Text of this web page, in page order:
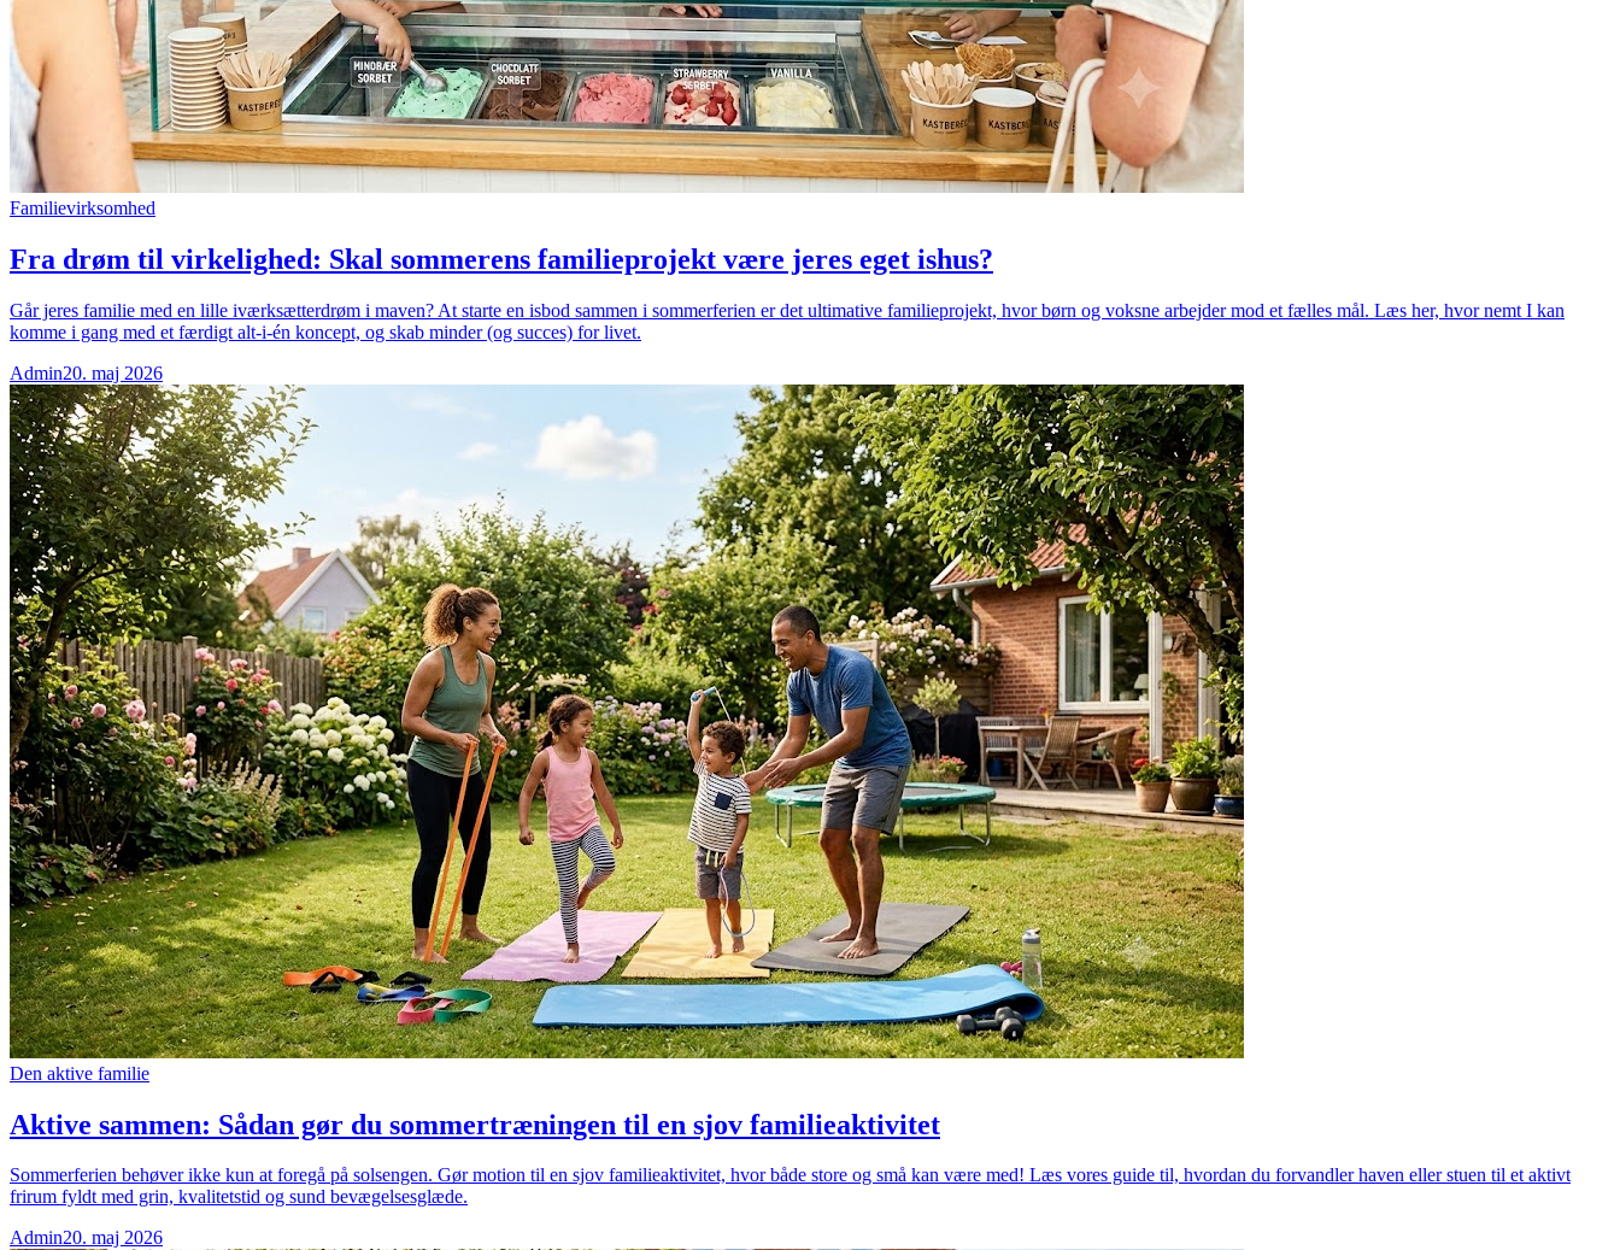
Familievirksomhed
Fra drøm til virkelighed: Skal sommerens familieprojekt være jeres eget ishus?
Går jeres familie med en lille iværksætterdrøm i maven? At starte en isbod sammen i sommerferien er det ultimative familieprojekt, hvor børn og voksne arbejder mod et fælles mål. Læs her, hvor nemt I kan
komme i gang med et færdigt alt-i-én koncept, og skab minder (og succes) for livet.
Admin20. maj 2026
Den aktive familie
Aktive sammen: Sådan gør du sommertræningen til en sjov familieaktivitet
Sommerferien behøver ikke kun at foregå på solsengen. Gør motion til en sjov familieaktivitet, hvor både store og små kan være med! Læs vores guide til, hvordan du forvandler haven eller stuen til et aktivt
frirum fyldt med grin, kvalitetstid og sund bevægelsesglæde.
Admin20. maj 2026